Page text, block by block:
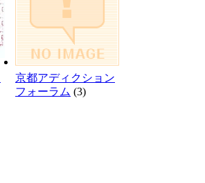
京都アディクション
フォーラム (3)